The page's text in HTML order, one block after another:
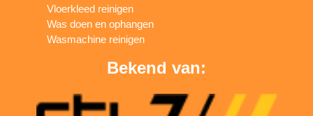
Vloerkleed reinigen
Was doen en ophangen
Wasmachine reinigen
Bekend van: